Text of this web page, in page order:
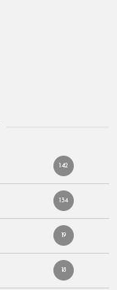
142
134
19
18